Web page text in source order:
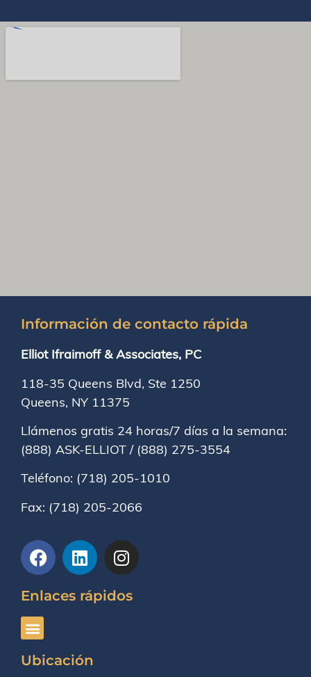
Información de contacto rápida
Elliot Ifraimoff & Associates, PC
118-35 Queens Blvd, Ste 1250
Queens, NY 11375
Llámenos gratis 24 horas/7 días a la semana:
(888) ASK-ELLIOT / (888) 275-3554
Teléfono: (718) 205-1010
Fax: (718) 205-2066
Enlaces rápidos
Ubicación